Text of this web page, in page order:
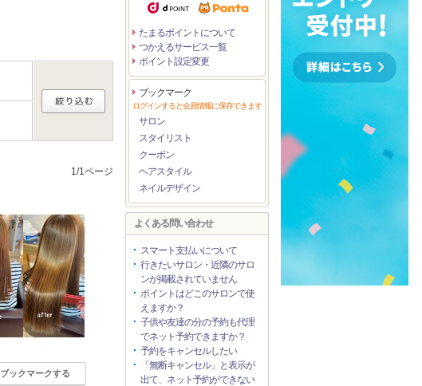
1/1ページ
ブックマークする
たまるポイントについて
つかえるサービス一覧
ポイント設定変更
ブックマーク
ログインすると会員情報に保存できます
サロン
スタイリスト
クーポン
ヘアスタイル
ネイルデザイン
よくある問い合わせ
スマート支払いについて
行きたいサロン・近隣のサロ
ンが掲載されていません
ポイントはどこのサロンで使
えますか？
子供や友達の分の予約も代理
でネット予約できますか？
予約をキャンセルしたい
「無断キャンセル」と表示が
出て、ネット予約ができない